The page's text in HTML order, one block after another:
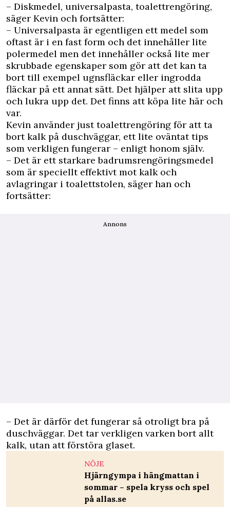
– Diskmedel, universalpasta, toalettrengöring,
säger Kevin och fortsätter:
– Universalpasta är egentligen ett medel som
oftast är i en fast form och det innehåller lite
polermedel men det innehåller också lite mer
skrubbade egenskaper som gör att det kan ta
bort till exempel ugnsfläckar eller ingrodda
fläckar på ett annat sätt. Det hjälper att slita upp
och lukra upp det. Det finns att köpa lite här och
var.
Kevin använder justtoalettrengöring för att ta
bort kalk på duschväggar, ett lite oväntat tips
som verkligen fungerar – enligt honom själv.
– Det är ett starkare badrumsrengöringsmedel
som är speciellt effektivt mot kalk och
avlagringar i toalettstolen, säger han och
fortsätter:
Annons
– Det är därför det fungerar så otroligt bra på
duschväggar. Det tar verkligen varken bort allt
kalk, utan att förstöra glaset.
NÖJE
Hjärngympa i hängmattan i
sommar – spela kryss och spel
på allas.se